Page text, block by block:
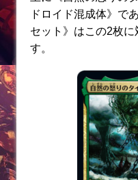
ドロイド混成体》で
セット》はこの2枚
す。